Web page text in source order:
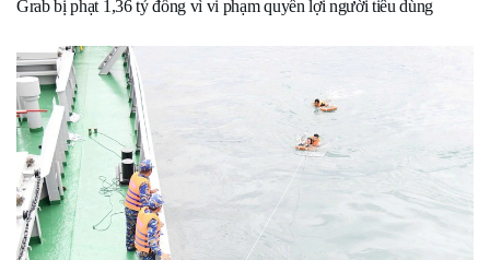
Grab bị phạt 1,36 tỷ đồng vì vi phạm quyền lợi người tiêu dùng